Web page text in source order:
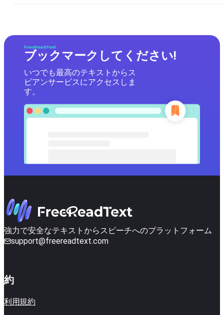
ブックマークしてください!
いつでも最高のテキストからス
ピアンサービスにアクセスしま
す。
強力で安全なテキストからスピーチへのプラットフォーム
support@freereadtext.com
約
利用規約